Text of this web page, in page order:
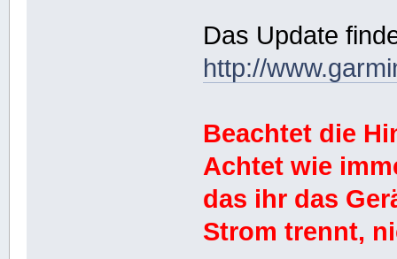
Das Update
http://
Beachtet die
Achtet wie
das ihr das
Strom trennt,